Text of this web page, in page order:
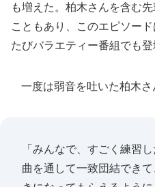
も増えた。柏木さんを含む
こともあり、このエピソー
たびバラエティー番組でも登
一度は弱音を吐いた柏木さ
「みんなで、すごく練習
曲を通して一致団結でき